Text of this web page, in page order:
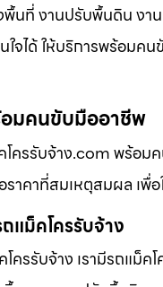
นที่ งานปรับพื้นดิน งา
จได้ ให้บริการพร้อมค
อมคนขับมืออาชีพ
โครรับจ้าง.com พร้
ราคาที่สมเหตุสมผล เ
แม็คโครรับจ้าง
โครรับจ้าง เรามีรถแ